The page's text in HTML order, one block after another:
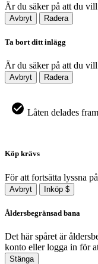
Är du säker på att du
Avbryt Radera
Ta bort ditt inlägg
Är du säker på att du
Avbryt Radera
Låten delades
Köp krävs
För att fortsätta lyssna
Avbryt Inköp $
Åldersbegränsad bana
Det här spåret är
konto eller logga in för
Stänga